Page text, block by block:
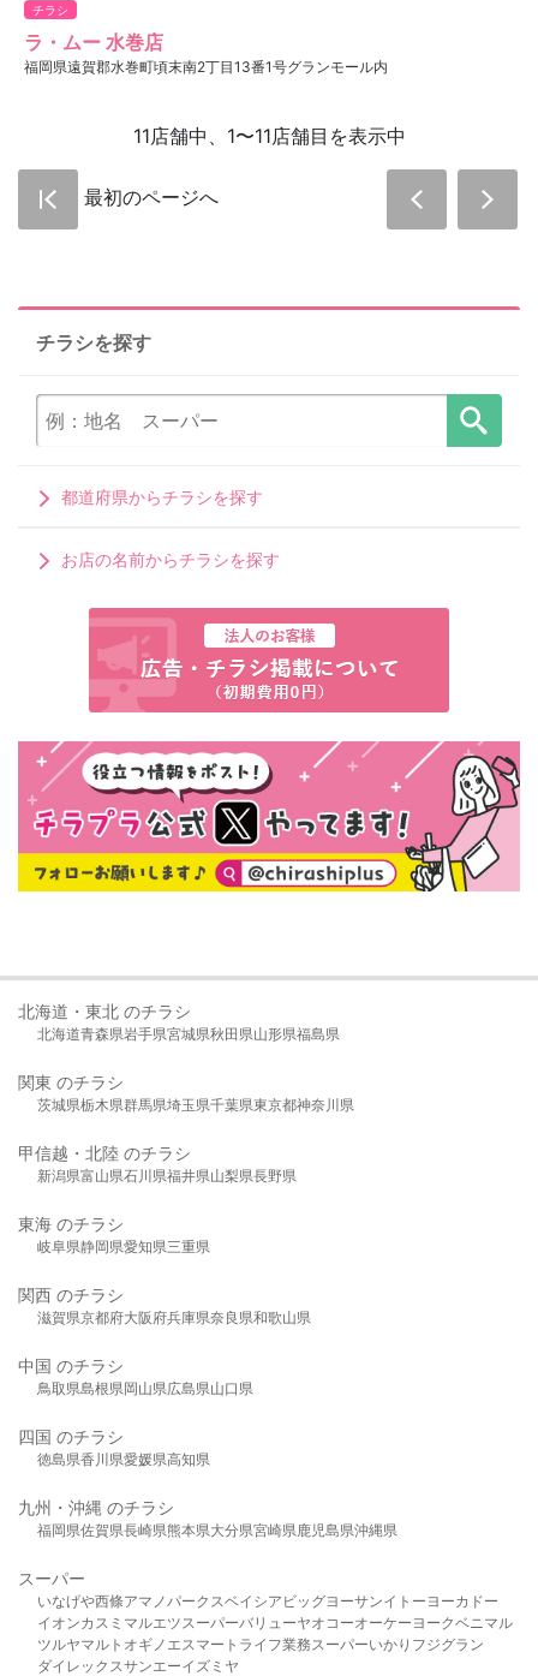
チラシ
ラ・ムー 水巻店
福岡県遠賀郡水巻町頃末南2丁目13番1号グランモール内
11店舗中、1〜11店舗目を表示中
最初のページへ
チラシを探す
都道府県からチラシを探す
お店の名前からチラシを探す
北海道・東北 のチラシ
北海道青森県岩手県宮城県秋田県山形県福島県
関東 のチラシ
茨城県栃木県群馬県埼玉県千葉県東京都神奈川県
甲信越・北陸 のチラシ
新潟県富山県石川県福井県山梨県長野県
東海 のチラシ
岐阜県静岡県愛知県三重県
関西 のチラシ
滋賀県京都府大阪府兵庫県奈良県和歌山県
中国 のチラシ
鳥取県島根県岡山県広島県山口県
四国 のチラシ
徳島県香川県愛媛県高知県
九州・沖縄 のチラシ
福岡県佐賀県長崎県熊本県大分県宮崎県鹿児島県沖縄県
スーパー
いなげや西條アマノパークスベイシア ビッグヨーサンイトーヨーカドー
イオンカスミ マルエツスーパーバリューヤオコーオーケー ヨークベニマル
ツルヤマルト オギノ エスマート ライフ業務スーパーいかり フジグラン
ダイレックスサンエーイズミヤ